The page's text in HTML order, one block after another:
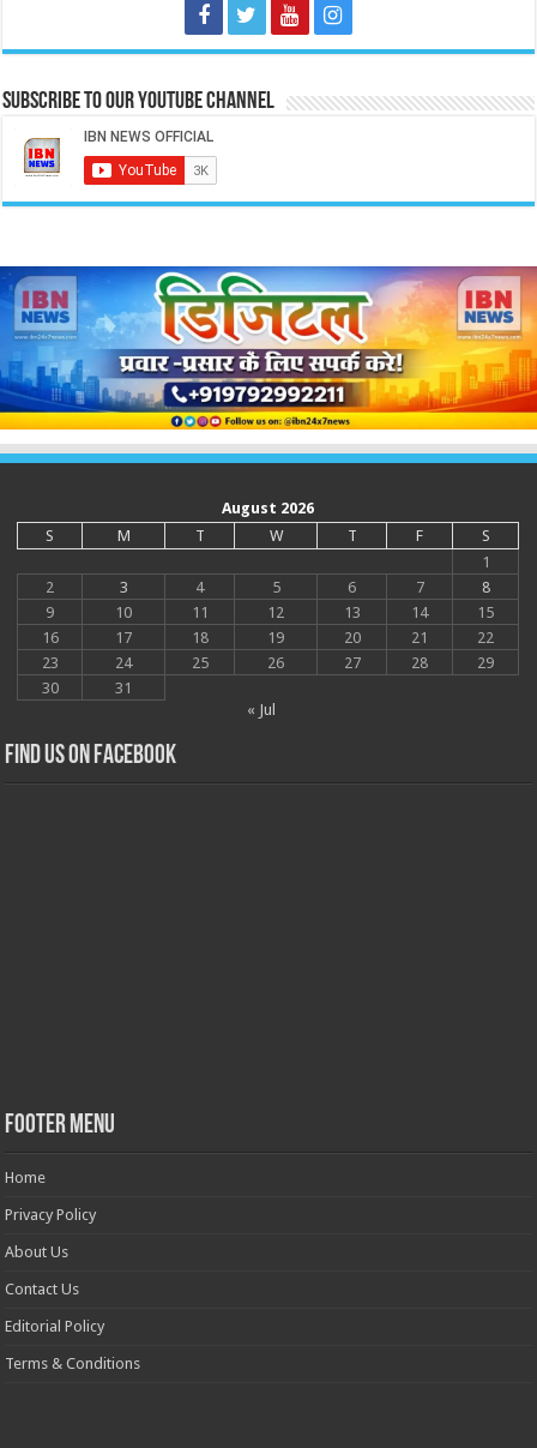
Subscribe to our Youtube Channel
August 2026
S
M T W T F
S
1
2
3 4 5 6 7
8
9
10 11 12 13 14
15
16
17 18 19 20 21
22
23
24 25 26 27 28
29
30
31
« Jul
Find us on Facebook
Footer Menu
Home
Privacy Policy
About Us
Contact Us
Editorial Policy
Terms & Conditions